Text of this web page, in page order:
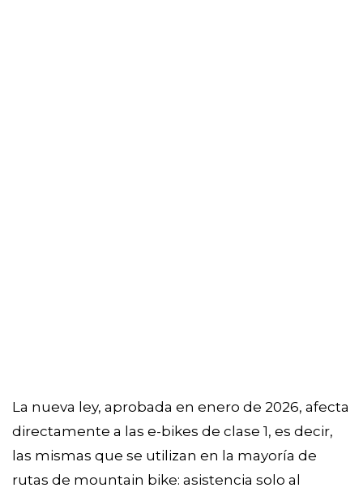
La nueva ley, aprobada en enero de 2026, afecta
directamente a las e-bikes de clase 1, es decir,
las mismas que se utilizan en la mayoría de
rutas de mountain bike: asistencia solo al